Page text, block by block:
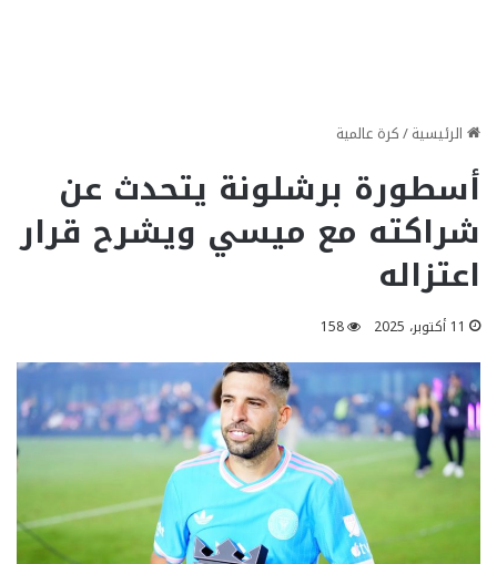
الرئيسية/كرة عالمية
أسطورة برشلونة يتحدث عن
شراكته مع ميسي ويشرح قرار
اعتزاله
11 أكتوبر، 2025 158